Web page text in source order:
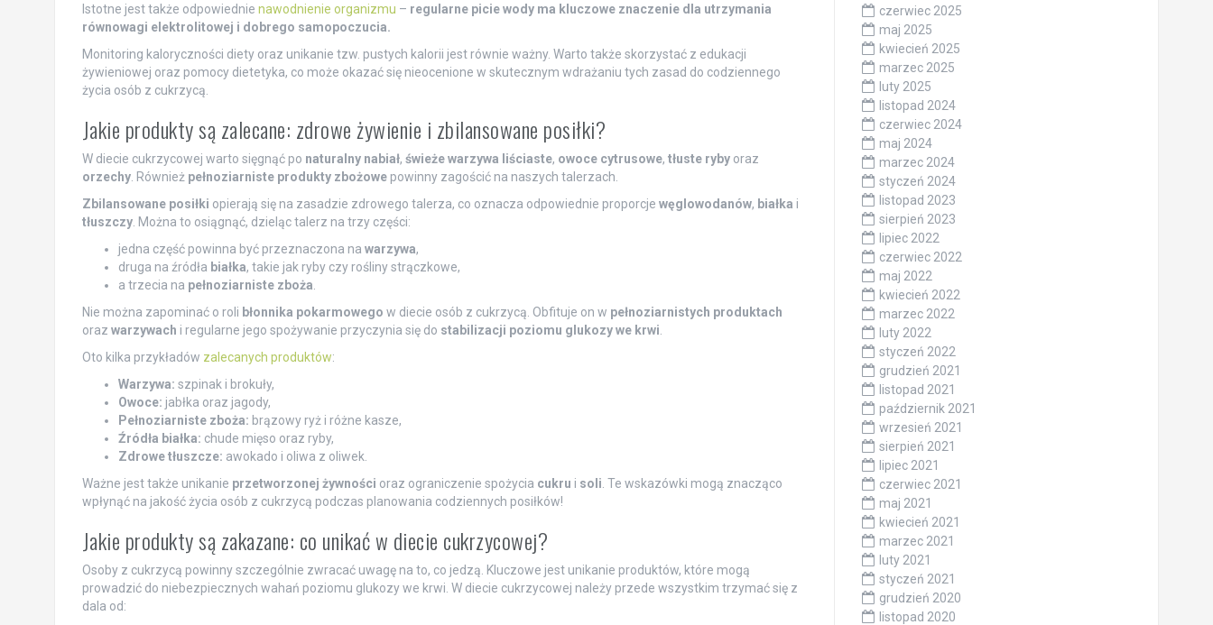
Istotne jest także odpowiednie nawodnienie organizmu – regularne picie wody ma kluczowe znaczenie dla utrzymania
równowagi elektrolitowej i dobrego samopoczucia.
Monitoring kaloryczności diety oraz unikanie tzw. pustych kalorii jest równie ważny. Warto także skorzystać z edukacji
żywieniowej oraz pomocy dietetyka, co może okazać się nieocenione w skutecznym wdrażaniu tych zasad do codziennego
życia osób z cukrzycą.
Jakie produkty są zalecane: zdrowe żywienie i zbilansowane posiłki?
W diecie cukrzycowej warto sięgnąć po naturalny nabiał, świeże warzywa liściaste, owoce cytrusowe, tłuste rybyoraz
orzechy. Również pełnoziarniste produkty zbożowepowinny zagościć na naszych talerzach.
Zbilansowane posiłki opierają się na zasadzie zdrowego talerza, co oznacza odpowiednie proporcje węglowodanów, białka i
tłuszczy. Można to osiągnąć, dzieląc talerz na trzy części:
jedna część powinna być przeznaczona na warzywa,
druga na źródła białka, takie jak ryby czy rośliny strączkowe,
a trzecia na pełnoziarniste zboża.
Nie można zapominać o roli błonnika pokarmowego w diecie osób z cukrzycą. Obfituje on w pełnoziarnistych produktach
oraz warzywach i regularne jego spożywanie przyczynia się do stabilizacji poziomu glukozy we krwi.
Oto kilka przykładów zalecanych produktów:
Warzywa: szpinak i brokuły,
Owoce: jabłka oraz jagody,
Pełnoziarniste zboża: brązowy ryż i różne kasze,
Źródła białka: chude mięso oraz ryby,
Zdrowe tłuszcze: awokado i oliwa z oliwek.
Ważne jest także unikanie przetworzonej żywności oraz ograniczenie spożycia cukru i soli. Te wskazówki mogą znacząco
wpłynąć na jakość życia osób z cukrzycą podczas planowania codziennych posiłków!
Jakie produkty są zakazane: co unikać w diecie cukrzycowej?
Osoby z cukrzycą powinny szczególnie zwracać uwagę na to, co jedzą. Kluczowe jest unikanie produktów, które mogą
prowadzić do niebezpiecznych wahań poziomu glukozy we krwi. W diecie cukrzycowej należy przede wszystkim trzymać się z
dala od:
czerwiec 2025
maj 2025
kwiecień 2025
marzec 2025
luty 2025
listopad 2024
czerwiec 2024
maj 2024
marzec 2024
styczeń 2024
listopad 2023
sierpień 2023
lipiec 2022
czerwiec 2022
maj 2022
kwiecień 2022
marzec 2022
luty 2022
styczeń 2022
grudzień 2021
listopad 2021
październik 2021
wrzesień 2021
sierpień 2021
lipiec 2021
czerwiec 2021
maj 2021
kwiecień 2021
marzec 2021
luty 2021
styczeń 2021
grudzień 2020
listopad 2020